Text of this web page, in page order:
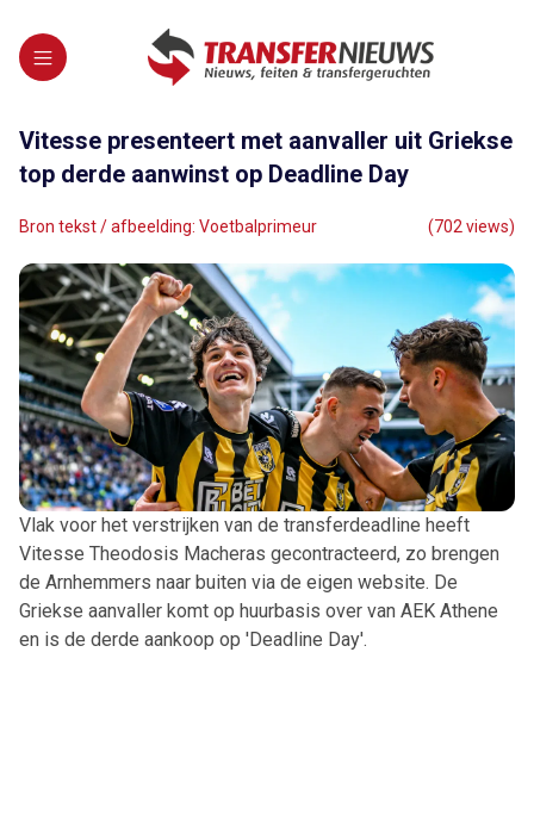
Vitesse presenteert met aanvaller uit Griekse
top derde aanwinst op Deadline Day
Bron tekst / afbeelding: Voetbalprimeur (702 views)
Vlak voor het verstrijken van de transferdeadline heeft
Vitesse Theodosis Macheras gecontracteerd, zo brengen
de Arnhemmers naar buiten via de eigen website. De
Griekse aanvaller komt op huurbasis over van AEK Athene
en is de derde aankoop op 'Deadline Day'.